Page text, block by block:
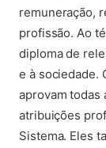
remuneração,
profissão. Ao
diploma de
e à sociedade.
aprovam todas
atribuições
Sistema. Eles